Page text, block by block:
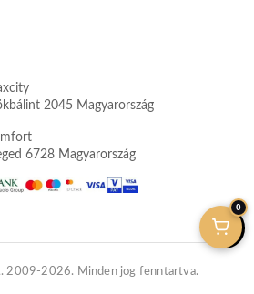
2045 Magyarország
6728 Magyarország
2009-2026. Minden jog fenntartva.
0